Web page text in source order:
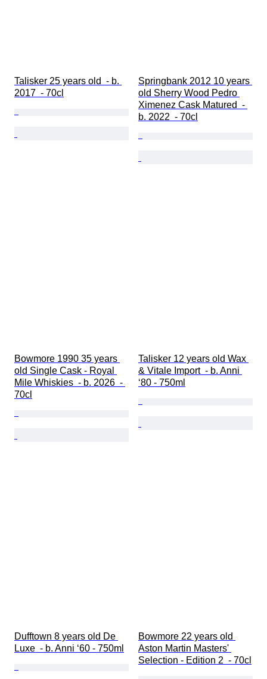
Talisker 25 years old  - b.
2017  - 70cl
Springbank 2012 10 years
old Sherry Wood Pedro
Ximenez Cask Matured  -
b. 2022  - 70cl
Bowmore 1990 35 years
old Single Cask - Royal
Mile Whiskies  - b. 2026  -
70cl
Talisker 12 years old Wax
& Vitale Import  - b. Anni
‘80 - 750ml
Dufftown 8 years old De
Luxe  - b. Anni ‘60 - 750ml
Bowmore 22 years old
Aston Martin Masters'
Selection - Edition 2  - 70cl